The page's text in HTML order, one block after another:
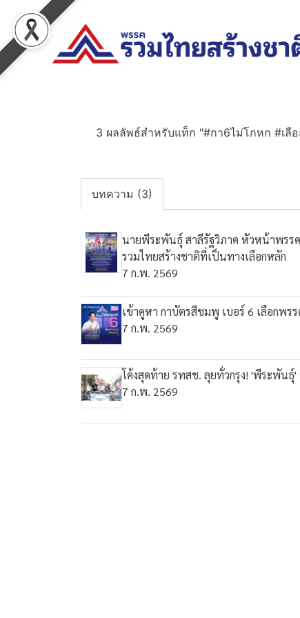
3 ผลลัพธ์สำหรับแท็ก "#กา6ไม่โกหก #เลื
บทความ (3)
นายพีระพันธุ์ สาลีรัฐวิภาค หัวหน้าพรรค
รวมไทยสร้างชาติที่เป็นทางเลือกหลัก
7 ก.พ. 2569
เข้าคูหา กาบัตรสีชมพู เบอร์ 6 เลือกพร
7 ก.พ. 2569
โค้งสุดท้าย รทสช. ลุยทั่วกรุง! 'พีระพัน
7 ก.พ. 2569